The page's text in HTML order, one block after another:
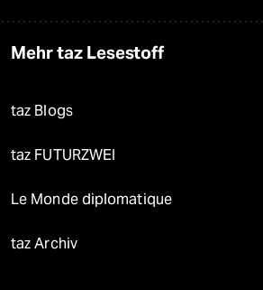
Mehr taz Lesestoff
taz Blogs
taz FUTURZWEI
Le Monde diplomatique
taz Archiv